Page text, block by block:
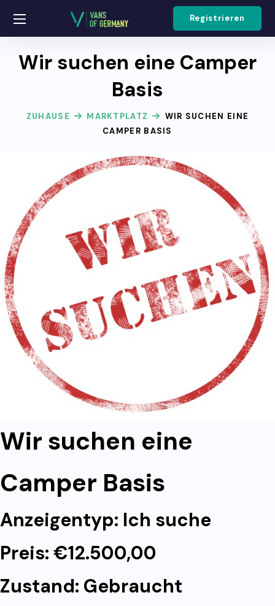
Registrieren
Wir suchen eine Camper
Basis
ZUHAUSE MARKTPLATZ
WIR SUCHEN EINE
CAMPER BASIS
Wir suchen eine
Camper Basis
Anzeigentyp: Ich suche
Preis: €12.500,00
Zustand: Gebraucht